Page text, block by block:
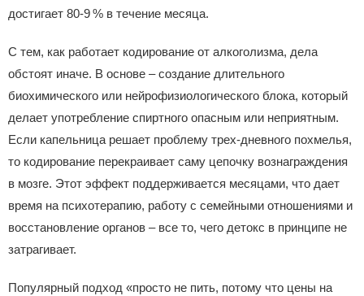
достигает 80-9 % в течение месяца.
С тем, как работает кодирование от алкоголизма, дела
обстоят иначе. В основе – создание длительного
биохимического или нейрофизиологического блока, который
делает употребление спиртного опасным или неприятным.
Если капельница решает проблему трех‑дневного похмелья,
то кодирование перекраивает саму цепочку вознаграждения
в мозге. Этот эффект поддерживается месяцами, что дает
время на психотерапию, работу с семейными отношениями и
восстановление органов – все то, чего детокс в принципе не
затрагивает.
Популярный подход «просто не пить, потому что цены на